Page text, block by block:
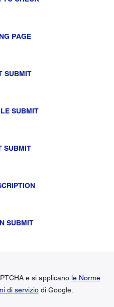
PAGE
SUBMIT
SUBMIT
SUBMIT
SUBMIT
e si applicano le Norme
di serviziodi Google.